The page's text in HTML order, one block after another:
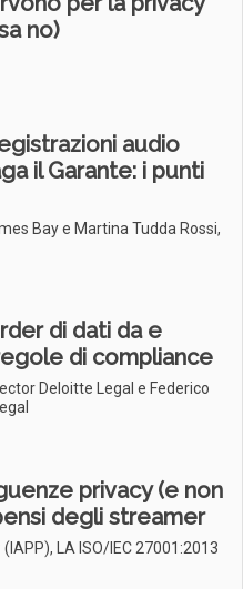
no)
audio
il Garante: i punti
Bay e Martina Tudda Rossi,
di dati da e
di compliance
Deloitte Legal e Federico
privacy (e non
degli streamer
LA ISO/IEC 27001:2013